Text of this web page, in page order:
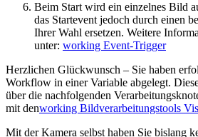
Beim Start wird ein einzelnes Bild
das Startevent jedoch durch einen
Ihrer Wahl ersetzen. Weitere
unter: working Event-Trigger
Herzlichen Glückwunsch – Sie haben
Workflow in einer Variable abgelegt.
über die nachfolgenden
mit denworking Bildverarbeitungstools
Mit der Kamera selbst haben Sie bislang